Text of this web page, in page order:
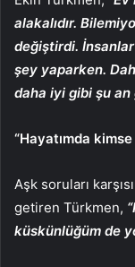
alakalıdır.
değiştirdi.
şey yaparken.
daha iyi gibi şu an
“Hayatımda
Aşk soruları
getiren Türkmen,
küskünlüğüm de